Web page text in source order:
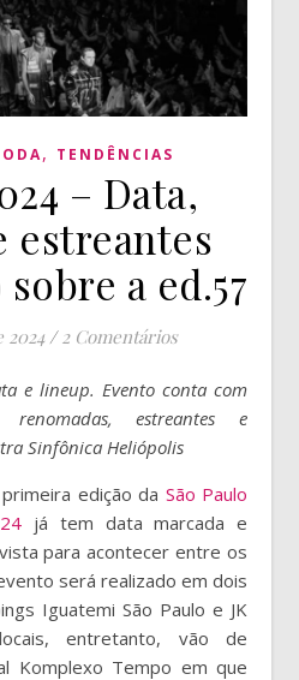
, TENDÊNCIAS
– Data,
estreantes
a ed.57
2024 / 2 Comentários
estreantes e
Sinfônica Heliópolis
edição da São Paulo
já tem data marcada e
para acontecer entre os
será realizado em dois
Iguatemi São Paulo e JK
entretanto, vão de
Komplexo Tempo em que